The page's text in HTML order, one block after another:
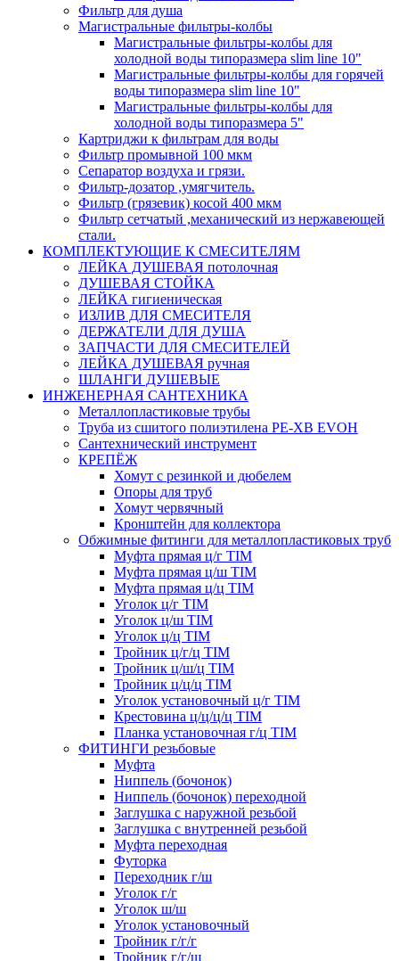
Фильтр для душа
Магистральные фильтры-колбы
Магистральные фильтры-колбы для
холодной воды типоразмера slim line 10"
Магистральные фильтры-колбы для горячей
воды типоразмера slim line 10"
Магистральные фильтры-колбы для
холодной воды типоразмера 5"
Картриджи к фильтрам для воды
Фильтр промывной 100 мкм
Сепаратор воздуха и грязи.
Фильтр-дозатор ,умягчитель.
Фильтр (грязевик) косой 400 мкм
Фильтр сетчатый ,механический из нержавеющей
стали.
КОМПЛЕКТУЮЩИЕ К СМЕСИТЕЛЯМ
ЛЕЙКА ДУШЕВАЯ потолочная
ДУШЕВАЯ СТОЙКА
ЛЕЙКА гигиеническая
ИЗЛИВ ДЛЯ СМЕСИТЕЛЯ
ДЕРЖАТЕЛИ ДЛЯ ДУША
ЗАПЧАСТИ ДЛЯ СМЕСИТЕЛЕЙ
ЛЕЙКА ДУШЕВАЯ ручная
ШЛАНГИ ДУШЕВЫЕ
ИНЖЕНЕРНАЯ САНТЕХНИКА
Металлопластиковые трубы
Труба из сшитого полиэтилена PE-XB EVOH
Сантехнический инструмент
КРЕПЁЖ
Хомут с резинкой и дюбелем
Опоры для труб
Хомут червячный
Кронштейн для коллектора
Обжимные фитинги для металлопластиковых труб
Муфта прямая ц/г TIM
Муфта прямая ц/ш TIM
Муфта прямая ц/ц TIM
Уголок ц/г TIM
Уголок ц/ш TIM
Уголок ц/ц TIM
Тройник ц/г/ц TIM
Тройник ц/ш/ц TIM
Тройник ц/ц/ц TIM
Уголок установочный ц/г TIM
Крестовина ц/ц/ц/ц TIM
Планка установочная г/ц TIM
ФИТИНГИ резьбовые
Муфта
Ниппель (бочонок)
Ниппель (бочонок) переходной
Заглушка с наружной резьбой
Заглушка с внутренней резьбой
Муфта переходная
Футорка
Переходник г/ш
Уголок г/г
Уголок ш/ш
Уголок установочный
Тройник г/г/г
Тройник г/г/ш